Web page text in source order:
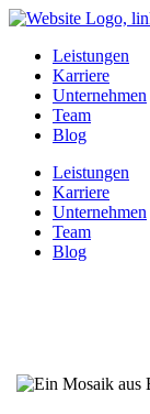
Leistungen
Karriere
Unternehmen
Team
Blog
Leistungen
Karriere
Unternehmen
Team
Blog